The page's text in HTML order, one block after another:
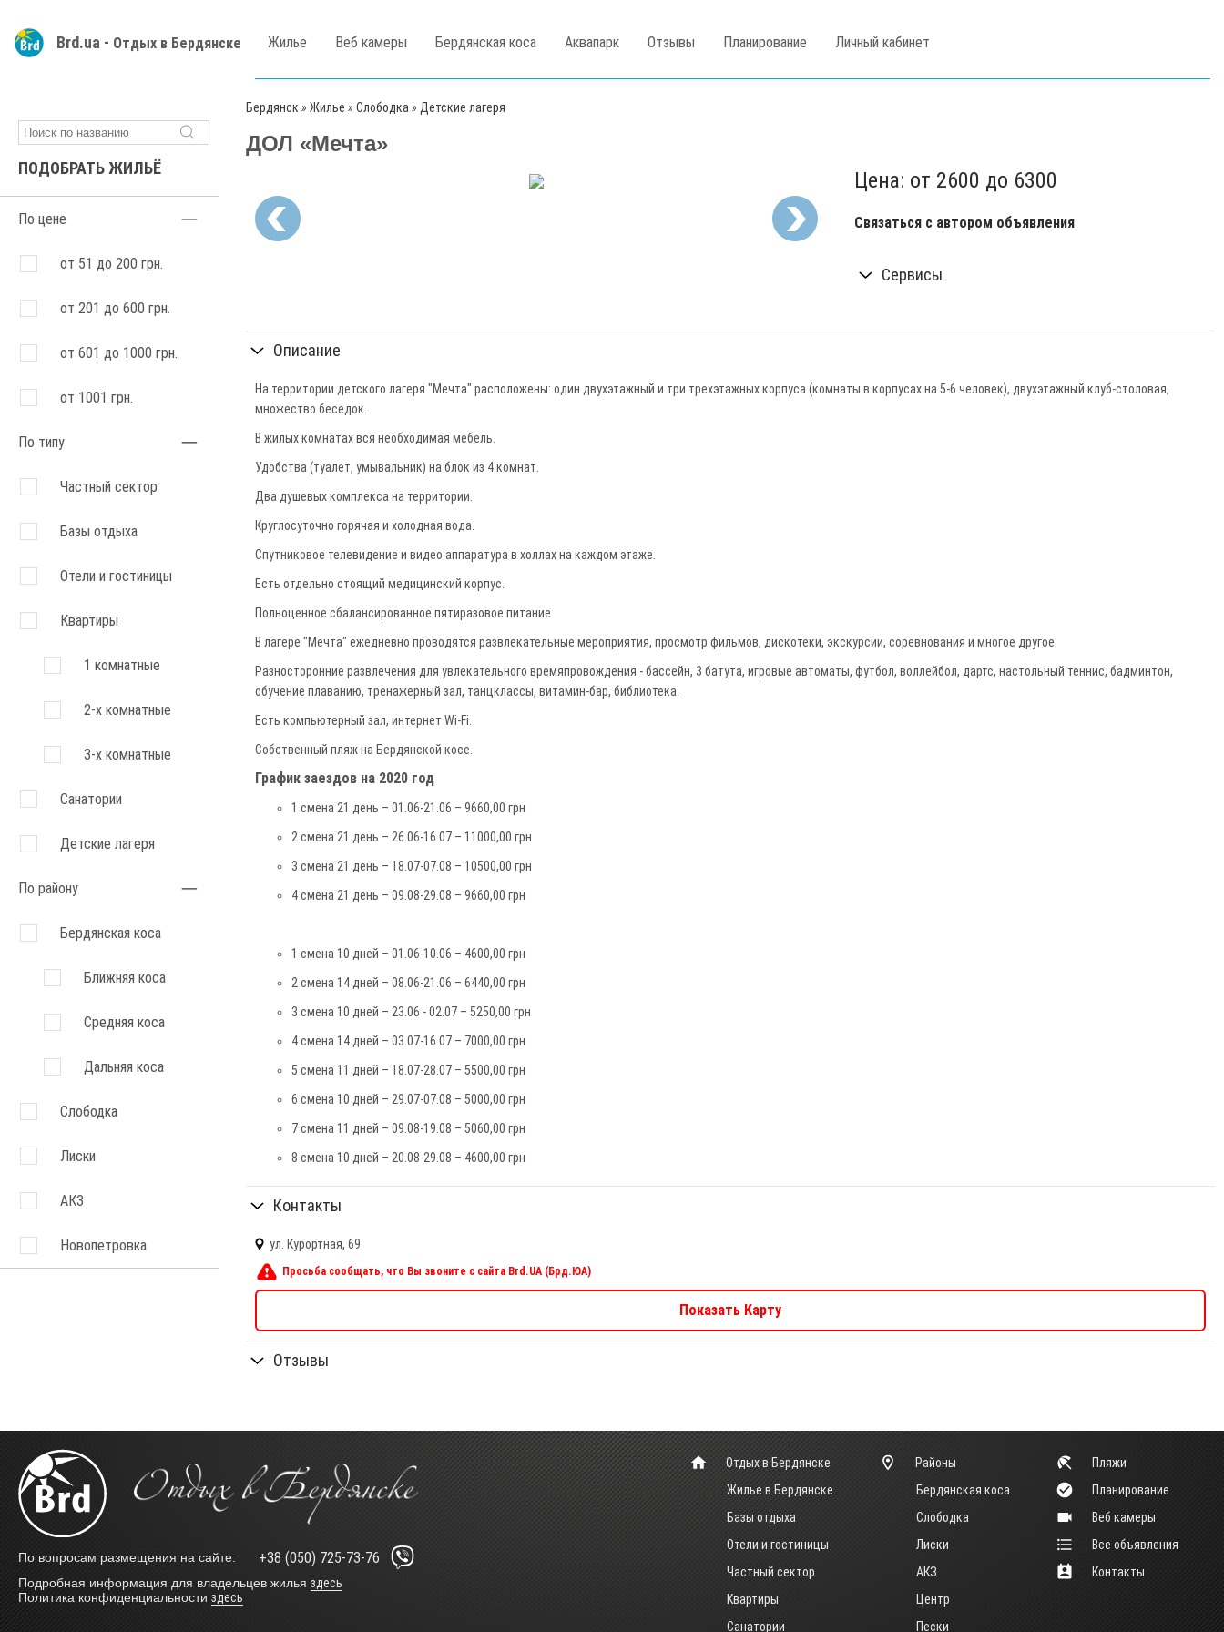
Brd.ua - Отдых в Бердянске Жилье Веб камеры Бердянская коса Аквапарк Отзывы Планирование Личный кабинет
Бердянск » Жилье » Слободка » Детские лагеря
ДОЛ «Мечта»
Цена: от 2600 до 6300
Связаться с автором объявления
Сервисы
Описание
На территории детского лагеря "Мечта" расположены: один двухэтажный и три трехэтажных корпуса (комнаты в корпусах на 5-6 человек), двухэтажный клуб-столовая,
множество беседок.
В жилых комнатах вся необходимая мебель.
Удобства (туалет, умывальник) на блок из 4 комнат.
Два душевых комплекса на территории.
Круглосуточно горячая и холодная вода.
Спутниковое телевидение и видео аппаратура в холлах на каждом этаже.
Есть отдельно стоящий медицинский корпус.
Полноценное сбалансированное пятиразовое питание.
В лагере "Мечта" ежедневно проводятся развлекательные мероприятия, просмотр фильмов, дискотеки, экскурсии, соревнования и многое другое.
Разносторонние развлечения для увлекательного времяпровождения - бассейн, 3 батута, игровые автоматы, футбол, воллейбол, дартс, настольный теннис, бадминтон,
обучение плаванию, тренажерный зал, танцклассы, витамин-бар, библиотека.
Есть компьютерный зал, интернет Wi-Fi.
Собственный пляж на Бердянской косе.
График заездов на 2020 год
1 смена 21 день – 01.06-21.06 – 9660,00 грн
2 смена 21 день – 26.06-16.07 – 11000,00 грн
3 смена 21 день – 18.07-07.08 – 10500,00 грн
4 смена 21 день – 09.08-29.08 – 9660,00 грн
1 смена 10 дней – 01.06-10.06 – 4600,00 грн
2 смена 14 дней – 08.06-21.06 – 6440,00 грн
3 смена 10 дней – 23.06 - 02.07 – 5250,00 грн
4 смена 14 дней – 03.07-16.07 – 7000,00 грн
5 смена 11 дней – 18.07-28.07 – 5500,00 грн
6 смена 10 дней – 29.07-07.08 – 5000,00 грн
7 смена 11 дней – 09.08-19.08 – 5060,00 грн
8 смена 10 дней – 20.08-29.08 – 4600,00 грн
Контакты
ул. Курортная, 69
Просьба сообщать, что Вы звоните с сайта Brd.UA (Брд.ЮА)
Показать Карту
Отзывы
ПОДОБРАТЬ ЖИЛЬЁ
По цене
от 51 до 200 грн.
от 201 до 600 грн.
от 601 до 1000 грн.
от 1001 грн.
По типу
Частный сектор
Базы отдыха
Отели и гостиницы
Квартиры
1 комнатные
2-х комнатные
3-х комнатные
Санатории
Детские лагеря
По району
Бердянская коса
Ближняя коса
Средняя коса
Дальняя коса
Слободка
Лиски
АКЗ
Новопетровка
По вопросам размещения на сайте: +38 (050) 725-73-76
Подробная информация для владельцев жилья здесь
Политика конфиденциальности здесь
Отдых в Бердянске
Жилье в Бердянске
Базы отдыха
Отели и гостиницы
Частный сектор
Квартиры
Санатории
Районы
Бердянская коса
Слободка
Лиски
АКЗ
Центр
Пески
Пляжи
Планирование
Веб камеры
Все объявления
Контакты